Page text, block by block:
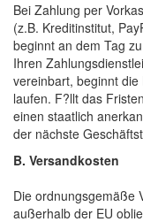
Bei Zahlung per
(z.B. Kreditinstitut,
beginnt an dem Tag
Ihren
vereinbart, beginnt
laufen. F?llt das
einen staatlich
der nächste
B. Versandkosten
Die ordnungsgemäße
außerhalb der EU